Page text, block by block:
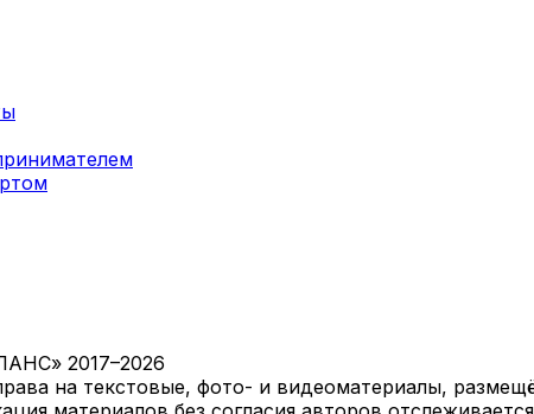
2017–2026
на текстовые, фото- и видеоматериалы,